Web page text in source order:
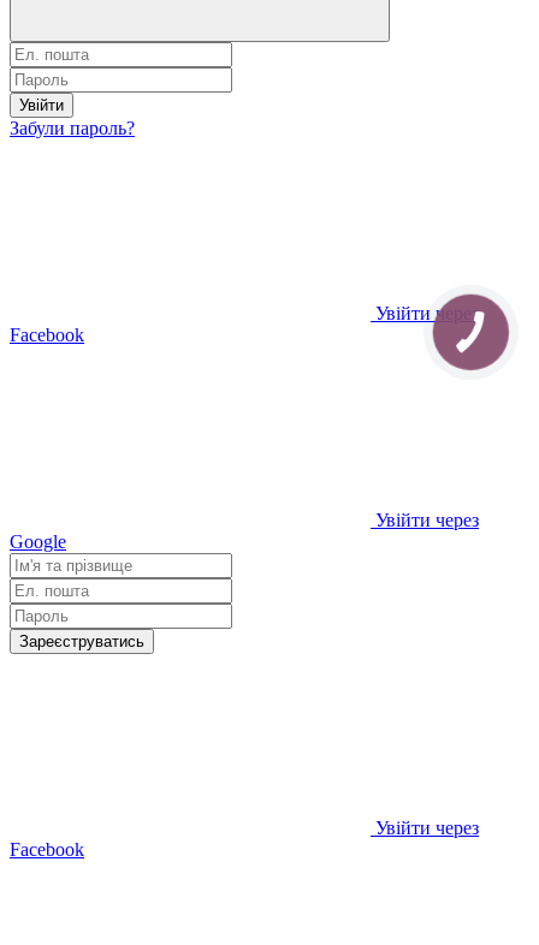
Увійти
Забули пароль?
Увійти через
Facebook
Увійти через
Google
Зареєструватись
Увійти через
Facebook